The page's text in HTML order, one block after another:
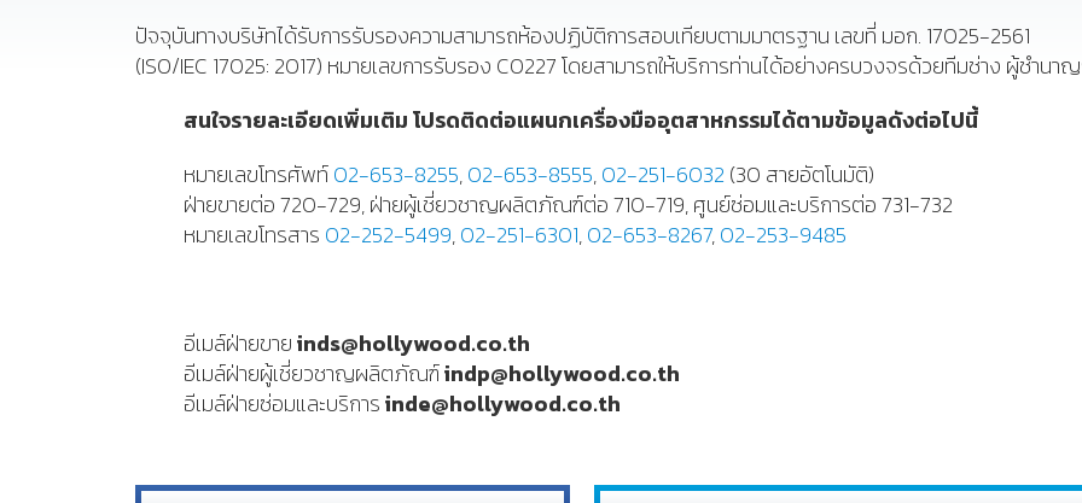
ปัจจุบันทางบริษัทได้รับการรับรองความสามารถห้องปฏิบัติการสอบเทียบตามมาตรฐาน เลขที่ มอก. 17025-2561
(ISO/IEC 17025: 2017) หมายเลขการรับรอง C0227 โดยสามารถให้บริการท่านได้อย่างครบวงจรด้วยทีมช่าง ผู้ชำนา
สนใจรายละเอียดเพิ่มเติม โปรดติดต่อแผนกเครื่องมืออุตสาหกรรมได้ตามข้อมูลดังต่อไปนี้
หมายเลขโทรศัพท์02-653-8255,02-653-8555,02-251-6032(30 สายอัตโนมัติ)
ฝ่ายขายต่อ 720-729, ฝ่ายผู้เชี่ยวชาญผลิตภัณฑ์ต่อ 710-719, ศูนย์ซ่อมและบริการต่อ 731-732
หมายเลขโทรสาร 02-252-5499,02-251-6301,02-653-8267,02-253-9485
อีเมล์ฝ่ายขายinds@hollywood.co.th
อีเมล์ฝ่ายผู้เชี่ยวชาญผลิตภัณฑ์indp@hollywood.co.th
อีเมล์ฝ่ายซ่อมและบริการinde@hollywood.co.th